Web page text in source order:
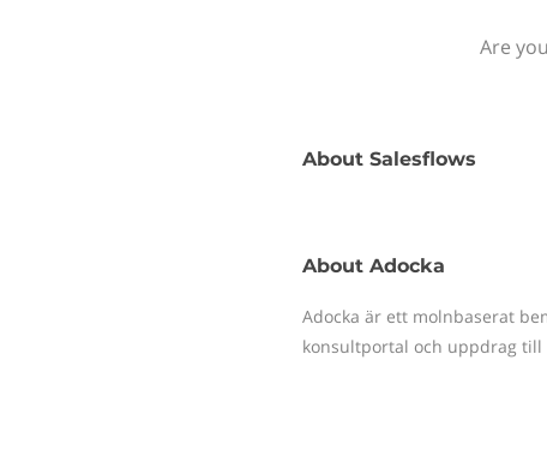
Are
About Salesflows
About Adocka
Adocka är ett molnbaserat
konsultportal och uppdrag